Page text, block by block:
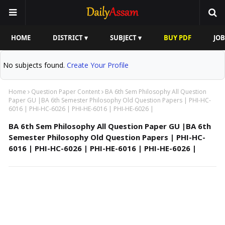
HOME DISTRICT ▾ SUBJECT ▾ BUY PDF
No subjects found. Create Your Profile
Home Question Paper Content
BA 6th Sem Philosophy All Question
Paper GU |BA 6th Semester Philosophy Old Question Papers | PHI-HC-
6016 | PHI-HC-6026 | PHI-HE-6016 | PHI-HE-6026 |
BA 6th Sem Philosophy All Question Paper GU |BA 6th
Semester Philosophy Old Question Papers | PHI-HC-
6016 | PHI-HC-6026 | PHI-HE-6016 | PHI-HE-6026 |